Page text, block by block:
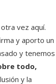
vez aquí.
y aporto un
y tenemos
todo,
y la